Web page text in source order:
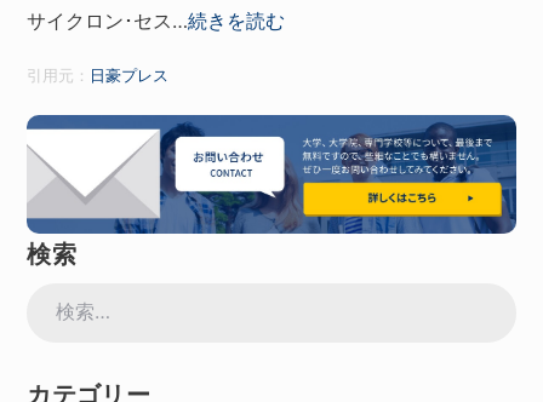
サイクロン･セス…続きを読む
引用元： 日豪プレス
検索
カテゴリー